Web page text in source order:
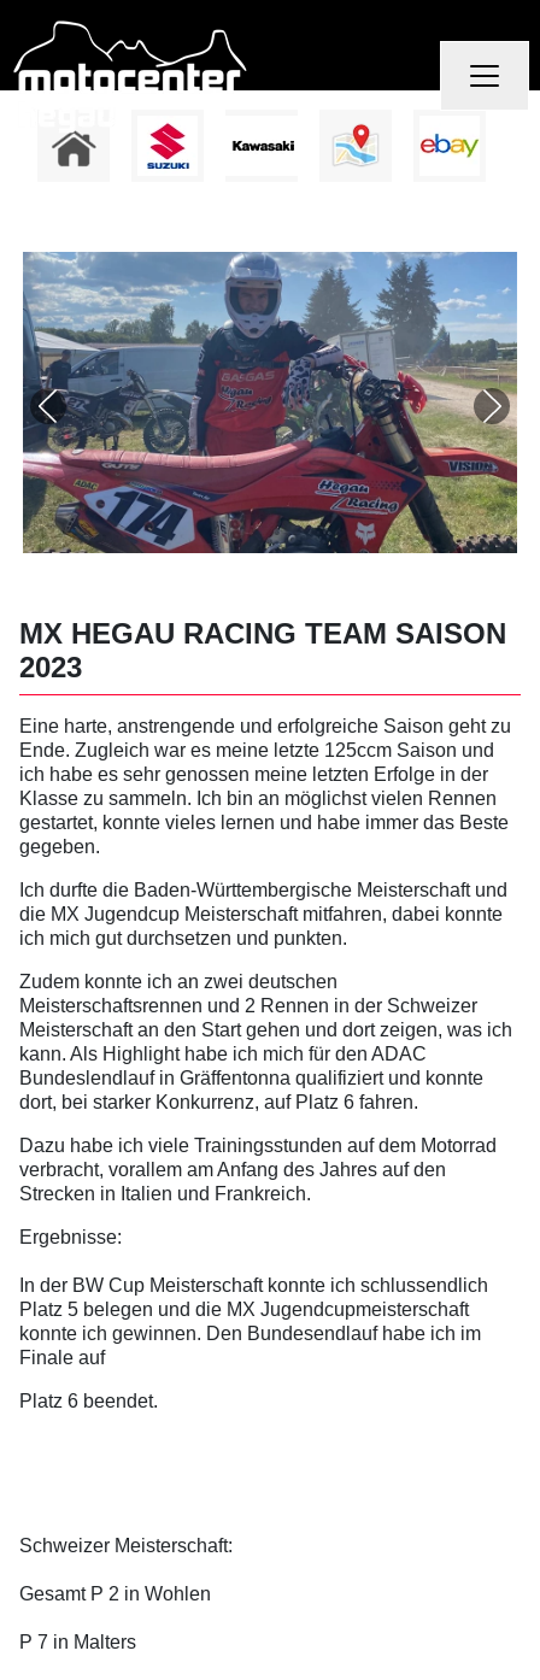
MX HEGAU RACING TEAM SAISON
2023
Eine harte, anstrengende und erfolgreiche Saison geht zu
Ende. Zugleich war es meine letzte 125ccm Saison und
ich habe es sehr genossen meine letzten Erfolge in der
Klasse zu sammeln. Ich bin an möglichst vielen Rennen
gestartet, konnte vieles lernen und habe immer das Beste
gegeben.
Ich durfte die Baden-Württembergische Meisterschaft und
die MX Jugendcup Meisterschaft mitfahren, dabei konnte
ich mich gut durchsetzen und punkten.
Zudem konnte ich an zwei deutschen
Meisterschaftsrennen und 2 Rennen in der Schweizer
Meisterschaft an den Start gehen und dort zeigen, was ich
kann. Als Highlight habe ich mich für den ADAC
Bundeslendlauf in Gräffentonna qualifiziert und konnte
dort, bei starker Konkurrenz, auf Platz 6 fahren.
Dazu habe ich viele Trainingsstunden auf dem Motorrad
verbracht, vorallem am Anfang des Jahres auf den
Strecken in Italien und Frankreich.
Ergebnisse:
In der BW Cup Meisterschaft konnte ich schlussendlich
Platz 5 belegen und die MX Jugendcupmeisterschaft
konnte ich gewinnen. Den Bundesendlauf habe ich im
Finale auf
Platz 6 beendet.
Schweizer Meisterschaft:
Gesamt P 2 in Wohlen
P 7 in Malters